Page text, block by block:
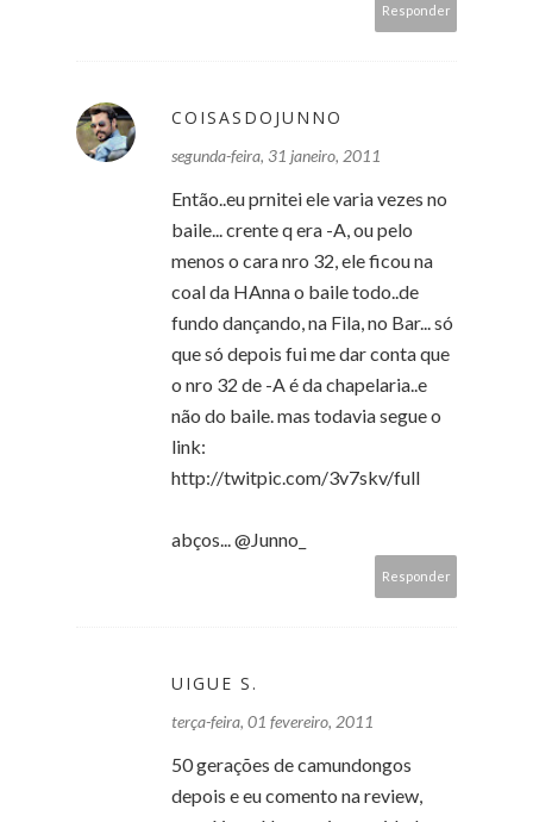
Responder
COISASDOJUNNO
segunda-feira, 31 janeiro, 2011
Então..eu prnitei ele varia vezes no
baile... crente q era -A, ou pelo
menos o cara nro 32, ele ficou na
coal da HAnna o baile todo..de
fundo dançando, na Fila, no Bar... só
que só depois fui me dar conta que
o nro 32 de -A é da chapelaria..e
não do baile. mas todavia segue o
link:
http://twitpic.com/3v7skv/full
abços... @Junno_
Responder
UIGUE S.
terça-feira, 01 fevereiro, 2011
50 gerações de camundongos
depois e eu comento na review,